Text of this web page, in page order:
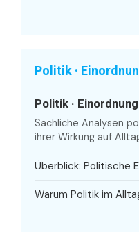
Politik ·
Politik ·
Sachliche Analysen
ihrer Wirkung auf
Überblick: Politische
Warum Politik im